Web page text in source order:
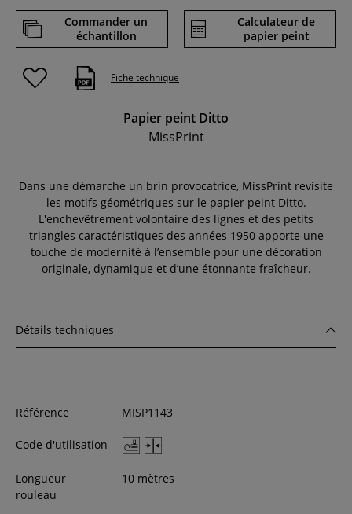
Commander un
échantillon
Calculateur de
papier peint
Fiche technique
Papier peint Ditto
MissPrint
Dans une démarche un brin provocatrice, MissPrint revisite
les motifs géométriques sur le papier peint Ditto.
L'enchevêtrement volontaire des lignes et des petits
triangles caractéristiques des années 1950 apporte une
touche de modernité à l’ensemble pour une décoration
originale, dynamique et d’une étonnante fraîcheur.
Détails techniques
Référence MISP1143
Code d'utilisation
Longueur
rouleau
10 mètres